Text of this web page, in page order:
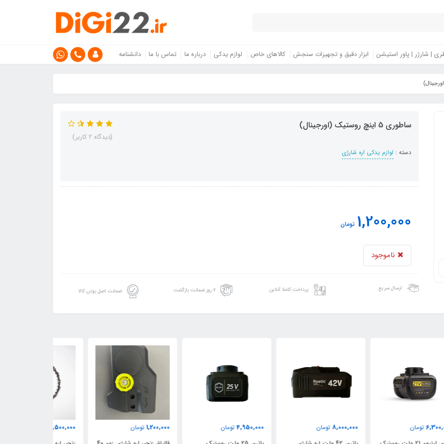
| شارژر | پاور استیشن ابزار دقیق و تجهیزات سنجش کالاهای خاص لوازم یدکی درباره ما تماس با ما دانشنامه
ساطوری 5 اینچ روستیک (اورجینال)
دسته : لوازم یدکی اره شارژی
(دیدگاه 2 کاربر)
1,200,000 تومان
ناموجود
ارسال سریع پرداخت کاملا آنلاین ۷ روز ضمانت بازگشت ضمانت اصل بودن کالا
8,000,000
4,950,000
1,200,000
1,500,000